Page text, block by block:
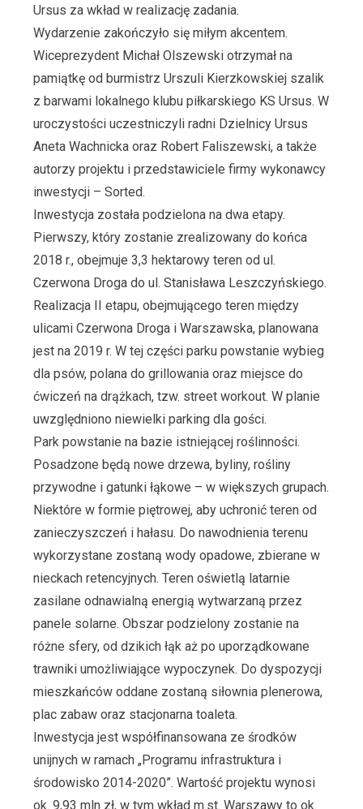
Ursus za wkład w realizację zadania.
Wydarzenie zakończyło się miłym akcentem.
Wiceprezydent Michał Olszewski otrzymał na
pamiątkę od burmistrz Urszuli Kierzkowskiej szalik
z barwami lokalnego klubu piłkarskiego KS Ursus. W
uroczystości uczestniczyli radni Dzielnicy Ursus
Aneta Wachnicka oraz Robert Faliszewski, a także
autorzy projektu i przedstawiciele firmy wykonawcy
inwestycji – Sorted.
Inwestycja została podzielona na dwa etapy.
Pierwszy, który zostanie zrealizowany do końca
2018 r., obejmuje 3,3 hektarowy teren od ul.
Czerwona Droga do ul. Stanisława Leszczyńskiego.
Realizacja II etapu, obejmującego teren między
ulicami Czerwona Droga i Warszawska, planowana
jest na 2019 r. W tej części parku powstanie wybieg
dla psów, polana do grillowania oraz miejsce do
ćwiczeń na drążkach, tzw. street workout. W planie
uwzględniono niewielki parking dla gości.
Park powstanie na bazie istniejącej roślinności.
Posadzone będą nowe drzewa, byliny, rośliny
przywodne i gatunki łąkowe – w większych grupach.
Niektóre w formie piętrowej, aby uchronić teren od
zanieczyszczeń i hałasu. Do nawodnienia terenu
wykorzystane zostaną wody opadowe, zbierane w
nieckach retencyjnych. Teren oświetlą latarnie
zasilane odnawialną energią wytwarzaną przez
panele solarne. Obszar podzielony zostanie na
różne sfery, od dzikich łąk aż po uporządkowane
trawniki umożliwiające wypoczynek. Do dyspozycji
mieszkańców oddane zostaną siłownia plenerowa,
plac zabaw oraz stacjonarna toaleta.
Inwestycja jest współfinansowana ze środków
unijnych w ramach „Programu infrastruktura i
środowisko 2014-2020”. Wartość projektu wynosi
ok. 9,93 mln zł, w tym wkład m.st. Warszawy to ok.